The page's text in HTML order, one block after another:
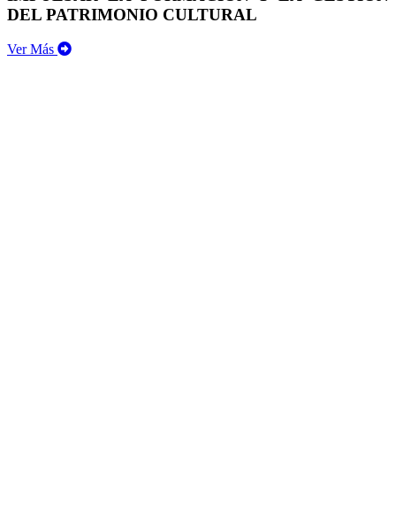
DEL PATRIMONIO CULTURAL
Ver Más